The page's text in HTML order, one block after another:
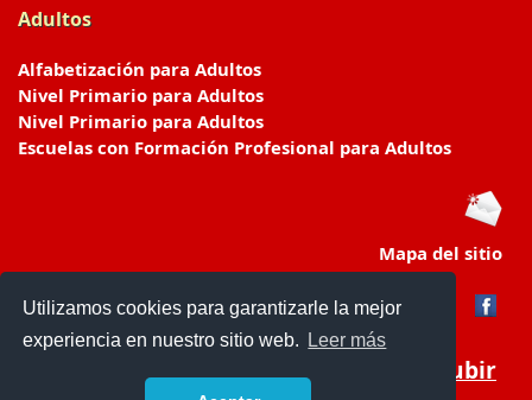
Utilizamos cookies para garantizarle la mejor
experiencia en nuestro sitio web.
Leer más
Adultos
Alfabetización para Adultos
Nivel Primario para Adultos
Nivel Primario para Adultos
Escuelas con Formación Profesional para Adultos
Mapa del sitio
Subir